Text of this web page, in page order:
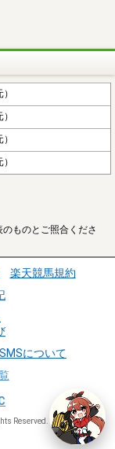
ものとご照合くださ
楽天競馬規約
について
Reserved.